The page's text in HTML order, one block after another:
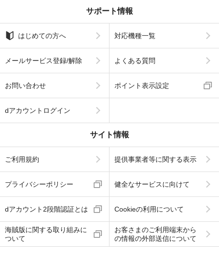
サポート情報
はじめての方へ 対応機種一覧
メールサービス登録/解除 よくある質問
お問い合わせ ポイント表示設定
dアカウントログイン
サイト情報
ご利用規約 提供事業者等に関する表示
プライバシーポリシー 健全なサービスに向けて
dアカウント2段階認証とは Cookieの利用について
海賊版に関する取り組みに
ついて
お客さまのご利用端末から
の情報の外部送信について